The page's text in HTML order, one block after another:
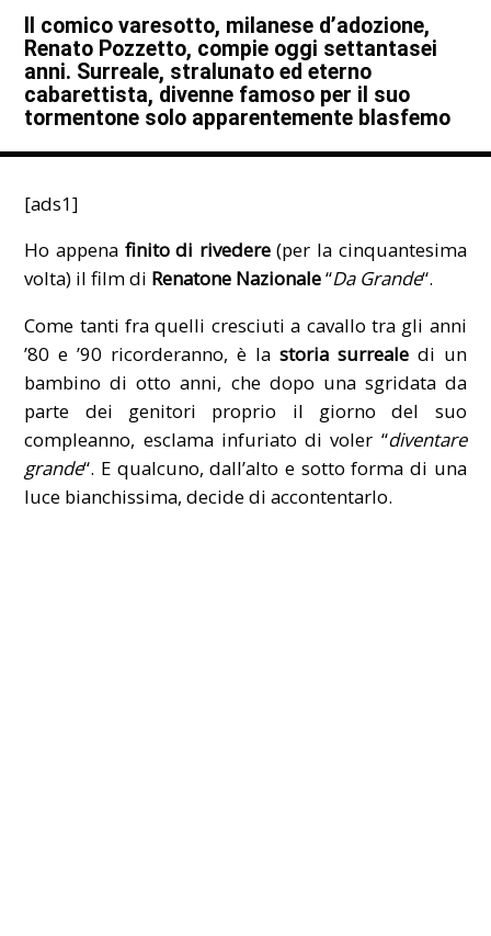
Il comico varesotto, milanese d’adozione,
Renato Pozzetto, compie oggi settantasei
anni. Surreale, stralunato ed eterno
cabarettista, divenne famoso per il suo
tormentone solo apparentemente blasfemo
[ads1]
Ho appena finito di rivedere(per la cinquantesima
volta) il film di Renatone Nazionale“Da Grande“.
Come tanti fra quelli cresciuti a cavallo tra gli anni
’80 e ’90 ricorderanno, è la storia surrealedi un
bambino di otto anni, che dopo una sgridata da
parte dei genitori proprio il giorno del suo
compleanno, esclama infuriato di voler “diventare
grande“. E qualcuno, dall’alto e sotto forma di una
luce bianchissima, decide di accontentarlo.